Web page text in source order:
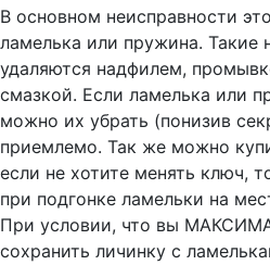
В основном неисправности
ламелька или пружина. Такие
удаляются надфилем,
смазкой. Если ламелька или
можно их убрать (понизив
приемлемо. Так же можно
если не хотите менять ключ,
при подгонке ламельки на
При условии, что вы
сохранить личинку с